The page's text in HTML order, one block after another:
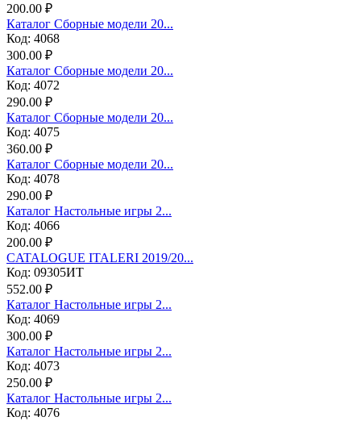
200.00 ₽
Каталог Сборные модели 20...
Код: 4068
300.00 ₽
Каталог Сборные модели 20...
Код: 4072
290.00 ₽
Каталог Сборные модели 20...
Код: 4075
360.00 ₽
Каталог Сборные модели 20...
Код: 4078
290.00 ₽
Каталог Настольные игры 2...
Код: 4066
200.00 ₽
CATALOGUE ITALERI 2019/20...
Код: 09305ИТ
552.00 ₽
Каталог Настольные игры 2...
Код: 4069
300.00 ₽
Каталог Настольные игры 2...
Код: 4073
250.00 ₽
Каталог Настольные игры 2...
Код: 4076